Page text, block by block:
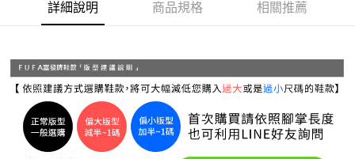
ATM／網路銀行／等多元方式進行付款，方視為交易完成。
※ 請注意：結帳手續完成當下不需立刻繳費，但若您需要取消訂單，請聯絡
※ 交易是否成功請以「AFTEE先享後付 」之結帳頁面顯示為準，若有關於
是否繳費成功／繳費後需取消欲退款等相關疑問，請聯繫「AFTEE先享後付
客戶支援中心」https://netprotections.freshdesk.com/support/home
【注意事項】
１．透過由恩沛科技股份有限公司提供之「AFTEE先享後付」服務完成之交
易，需依本服務之必要範圍內提供個人資料，並將交易相關給付款項請求債
7-11 取貨付款
付款後 7-11取貨
每筆NT$70，滿NT$999(含以上)免運費
新竹物流宅配
每筆NT$90，滿NT$999(含以上)免運費
詳細說明 商品規格 相關推薦